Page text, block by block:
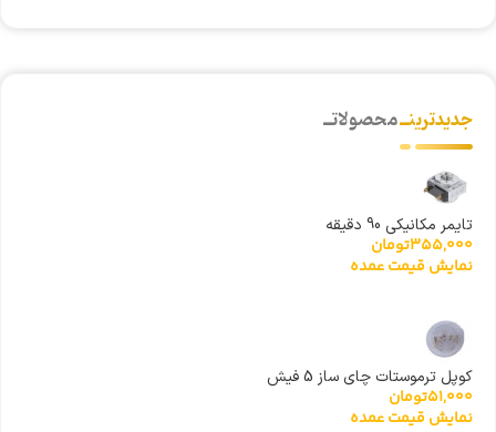
جدیدترینــمحصولاتــ
تایمر مکانیکی 90 دقیقه
355,000تومان
نمایش قیمت عمده
کوپل ترموستات چای ساز 5 فیش
51,000تومان
نمایش قیمت عمده